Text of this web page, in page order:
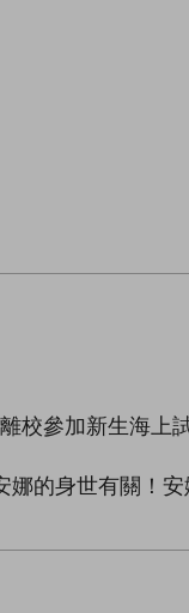
校參加新生海上
的身世有關！